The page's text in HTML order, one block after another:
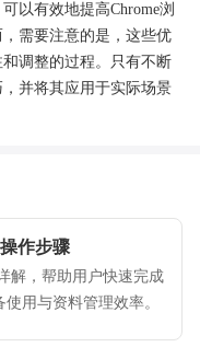
以有效地提高Chrome浏
需要注意的是，这些优
调整的过程。只有不断
并将其应用于实际场景
作步骤
解，帮助用户快速完成
用与资料管理效率。